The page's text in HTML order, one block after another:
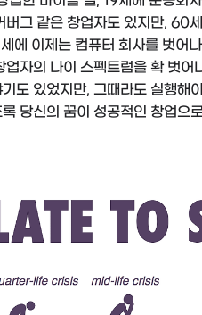
그 같은 창업자도 있지만, 60
에 이제는 컴퓨터 회사를 벗어
자의 나이 스펙트럼을 확 벗어
도 있었지만, 그때라도 실행해
당신의 꿈이 성공적인 창업으